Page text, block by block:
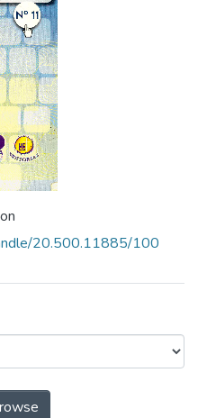
20.500.11885/100
Ciencia N°11 by